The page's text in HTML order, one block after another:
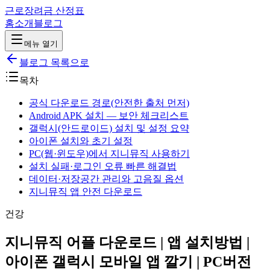
근로장려금 산정표
홈소개 블로그
메뉴 열기
블로그 목록으로
목차
공식 다운로드 경로(안전한 출처 먼저)
Android APK 설치 — 보안 체크리스트
갤럭시(안드로이드) 설치 및 설정 요약
아이폰 설치와 초기 설정
PC(웹·윈도우)에서 지니뮤직 사용하기
설치 실패·로그인 오류 빠른 해결법
데이터·저장공간 관리와 고음질 옵션
지니뮤직 앱 안전 다운로드
건강
지니뮤직 어플 다운로드 | 앱 설치방법 |
아이폰 갤럭시 모바일 앱 깔기 | PC버전